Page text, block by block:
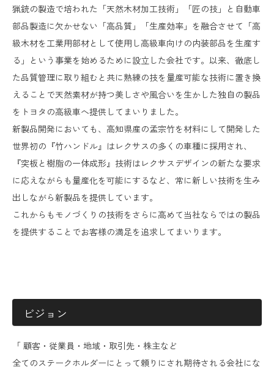
猟銃の製造で培われた「天然木材加工技術」「匠の技」と自動車
部品製造に欠かせない「高品質」「生産効率」を融合させて「高
級木材を工業用部材として使用し高級車向けの内装部品を生産す
る」という事業を始めるために設立した会社です。以来、徹底し
た品質管理に取り組むと共に熟練の技を量産可能な技術に置き換
えることで天然素材が持つ美しさや風合いを生かした独自の製品
をトヨタの高級車へ提供してまいりました。
新製品開発においても、高知県産の孟宗竹を材料にして開発した
世界初の『竹ハンドル』はレクサスの多くの車種に採用され、
『突板と樹脂の一体成形』技術はレクサスデザインの新たな要求
に応えながらも量産化を可能にするなど、常に新しい技術を生み
出しながら新製品を提供しています。
これからもモノづくりの技術をさらに高めて当社ならではの製品
を提供することでお客様の満足を追求してまいります。
ビジョン
「 顧客・従業員・地域・取引先・株主など
全てのステークホルダーにとって頼りにされ期待される会社にな